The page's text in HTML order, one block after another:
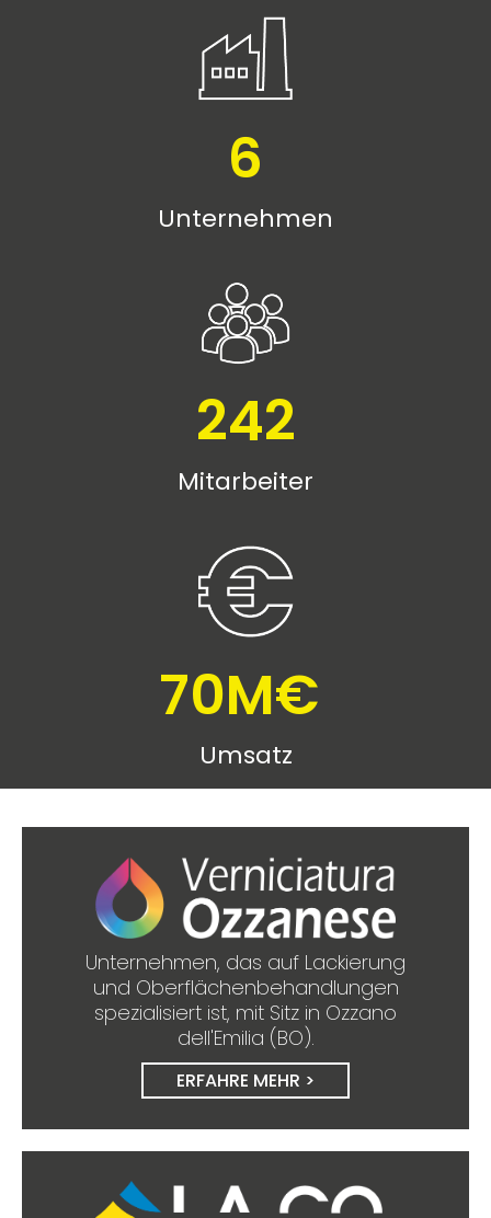
6
Unternehmen
242
Mitarbeiter
70M€
Umsatz
Unternehmen, das auf Lackierung
und Oberflächenbehandlungen
spezialisiert ist, mit Sitz in Ozzano
dell'Emilia (BO).
ERFAHRE MEHR >